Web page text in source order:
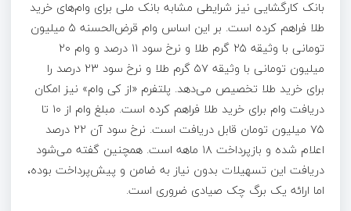
بانک کارگشایی نیز شرایطی مشابه بانک ملی برای وام‌های خرید
طلا فراهم کرده است. بر این اساس وام قرض‌الحسنه ۵ میلیون
تومانی با وثیقه ۲۵ گرم طلا و نرخ سود ۱۱ درصد و وام ۲۰
میلیون تومانی با وثیقه ۵۷ گرم طلا و نرخ سود ۲۳ درصد را
برای خرید طلا تخصیص می‌دهد. پلتفرم «از کی وام» نیز امکان
دریافت وام برای خرید طلا فراهم کرده است. مبلغ وام از ۱۰ تا
۷۵ میلیون تومان قابل دریافت است. نرخ سود آن ۲۲ درصد
اعلام شده و بازپرداخت ۱۸ ماهه است. همچنین گفته می‌شود
دریافت این تسهیلات بدون نیاز به ضامن و پیش‌پرداخت بوده،
اما ارائه یک برگ چک صیادی ضروری است.